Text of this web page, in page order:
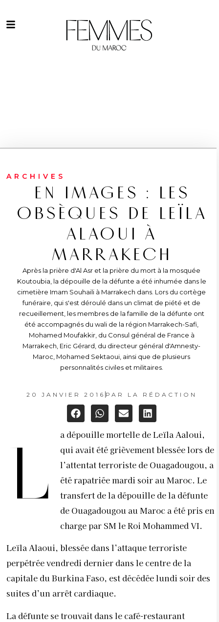
ARCHIVES
EN IMAGES : LES
OBSÈQUES DE LEÏLA
ALAOUI À
MARRAKECH
Après la prière d'Al Asr et la prière du mort à la mosquée
Koutoubia, la dépouille de la défunte a été inhumée dans le
cimetière Imam Souhaili à Marrakech dans. Lors du cortège
funéraire, qui s'est déroulé dans un climat de piété et de
recueillement, les membres de la famille de la défunte ont
été accompagnés du wali de la région Marrakech-Safi,
Mohamed Moufakkir, du Consul général de France à
Marrakech, Eric Gérard, du directeur général d'Amnesty-
Maroc, Mohamed Sektaoui, ainsi que de plusieurs
personnalités civiles et militaires.
20 JANVIER 2016 PAR LA RÉDACTION
L
a dépouille mortelle de Leïla Aaloui,
qui avait été grièvement blessée lors de
l’attentat terroriste de Ouagadougou, a
été rapatriée mardi soir au Maroc. Le
transfert de la dépouille de la défunte
de Ouagadougou au Maroc a été pris en
charge par SM le Roi Mohammed VI.
Leïla Alaoui, blessée dans l’attaque terroriste
perpétrée vendredi dernier dans le centre de la
capitale du Burkina Faso, est décédée lundi soir des
suites d’un arrêt cardiaque.
La défunte se trouvait dans le café-restaurant